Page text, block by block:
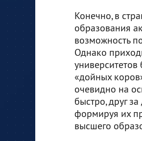
Конечно, в
образования
возможность
Однако
«дойных
очевидно на
быстро, друг
формируя их
высшего